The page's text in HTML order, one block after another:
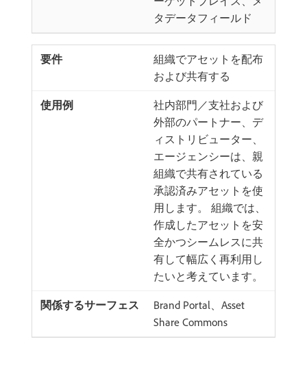
タデータフィールド
組織でアセットを配布
および共有する
社内部門／支社および
外部のパートナー、デ
ィストリビューター、
エージェンシーは、親
組織で共有されている
承認済みアセットを使
用します。 組織では、
作成したアセットを安
全かつシームレスに共
有して幅広く再利用し
たいと考えています。
Brand Portal、Asset
Share Commons